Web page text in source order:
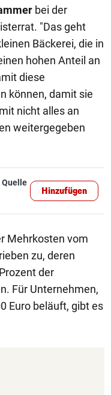
bei der
"Das geht
Bäckerei, die in
hohen Anteil an
diese
können, damit sie
nicht alles an
weitergegeben
Quelle
Hinzufügen
Mehrkosten vom
zu, deren
der
Für Unternehmen,
Euro beläuft, gibt es